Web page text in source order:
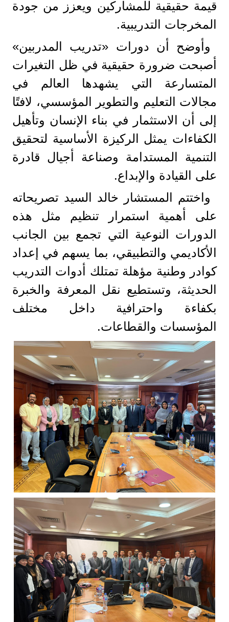
قيمة حقيقية للمشاركين ويعزز من جودة
المخرجات التدريبية.
وأوضح أن دورات «تدريب المدربين»
أصبحت ضرورة حقيقية في ظل التغيرات
المتسارعة التي يشهدها العالم في
مجالات التعليم والتطوير المؤسسي، لافتًا
إلى أن الاستثمار في بناء الإنسان وتأهيل
الكفاءات يمثل الركيزة الأساسية لتحقيق
التنمية المستدامة وصناعة أجيال قادرة
على القيادة والإبداع.
واختتم المستشار خالد السيد تصريحاته
على أهمية استمرار تنظيم مثل هذه
الدورات النوعية التي تجمع بين الجانب
الأكاديمي والتطبيقي، بما يسهم في إعداد
كوادر وطنية مؤهلة تمتلك أدوات التدريب
الحديثة، وتستطيع نقل المعرفة والخبرة
بكفاءة واحترافية داخل مختلف
المؤسسات والقطاعات.